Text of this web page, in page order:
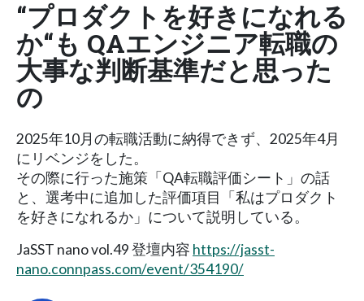
“プロダクトを好きになれる
か“も QAエンジニア転職の
大事な判断基準だと思った
の
2025年10月の転職活動に納得できず、2025年4月
にリベンジをした。
その際に行った施策「QA転職評価シート」の話
と、選考中に追加した評価項目「私はプロダクト
を好きになれるか」について説明している。
JaSST nano vol.49 登壇内容 https://jasst-
nano.connpass.com/event/354190/